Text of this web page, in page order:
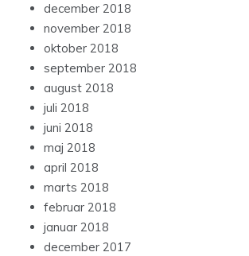
december 2018
november 2018
oktober 2018
september 2018
august 2018
juli 2018
juni 2018
maj 2018
april 2018
marts 2018
februar 2018
januar 2018
december 2017